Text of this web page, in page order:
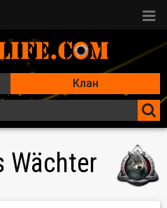
Клан
Wächter